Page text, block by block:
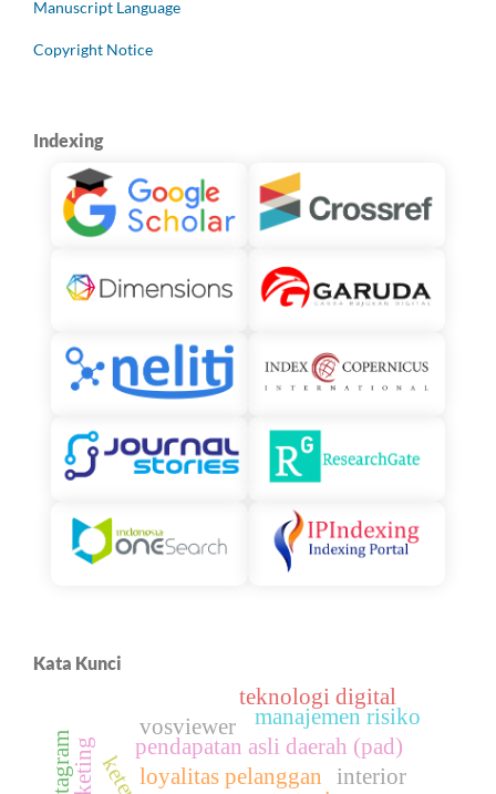
Manuscript Language
Copyright Notice
Indexing
Kata Kunci
loyalitas pelanggan
pendapatan asli daerah (pad)
vosviewer manajemen risiko
teknologi digital
interior